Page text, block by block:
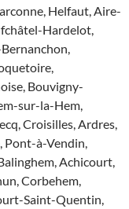
Helfaut, Aire-
Hardelot,
Bouvigny-
sur-la-Hem,
Croisilles, Ardres,
Pont-à-Vendin,
Achicourt,
Corbehem,
Saint-Quentin,